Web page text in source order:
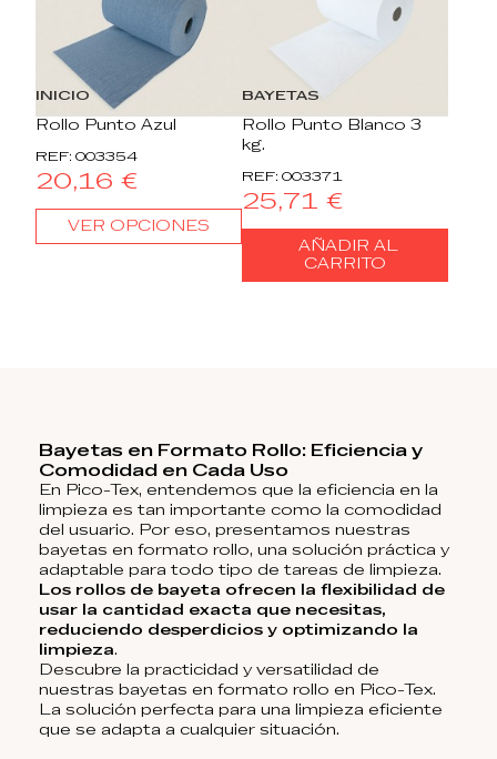
INICIO
Rollo Punto Azul
REF: 003354
20,16 €
VER OPCIONES
BAYETAS
Rollo Punto Blanco 3
kg.
REF: 003371
25,71 €
AÑADIR AL
CARRITO
Bayetas en Formato Rollo: Eficiencia y
Comodidad en Cada Uso
En Pico-Tex, entendemos que la eficiencia en la
limpieza es tan importante como la comodidad
del usuario. Por eso, presentamos nuestras
bayetas en formato rollo, una solución práctica y
adaptable para todo tipo de tareas de limpieza.
Los rollos de bayeta ofrecen la flexibilidad de
usar la cantidad exacta que necesitas,
reduciendo desperdicios y optimizando la
limpieza.
Descubre la practicidad y versatilidad de
nuestras bayetas en formato rollo en Pico-Tex.
La solución perfecta para una limpieza eficiente
que se adapta a cualquier situación.